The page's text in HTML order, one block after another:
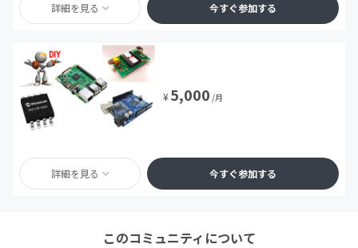
詳細を見る 今すぐ参加する
¥5,000 /月
詳細を見る 今すぐ参加する
このコミュニティについて